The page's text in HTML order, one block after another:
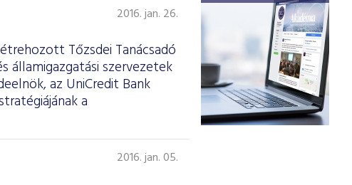
2016. jan. 26.
Tőzsdei Tanácsadó
államigazgatási szervezetek
az UniCredit Bank
a
2016. jan. 05.